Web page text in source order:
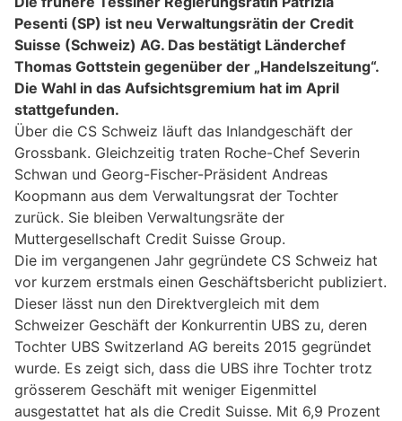
Pesenti (SP) ist neu Verwaltungsrätin der Credit
Suisse (Schweiz) AG. Das bestätigt Länderchef
Thomas Gottstein gegenüber der „Handelszeitung“.
Die Wahl in das Aufsichtsgremium hat im April
stattgefunden.
Über die CS Schweiz läuft das Inlandgeschäft der
Grossbank. Gleichzeitig traten Roche-Chef Severin
Schwan und Georg-Fischer-Präsident Andreas
Koopmann aus dem Verwaltungsrat der Tochter
zurück. Sie bleiben Verwaltungsräte der
Muttergesellschaft Credit Suisse Group.
Die im vergangenen Jahr gegründete CS Schweiz hat
vor kurzem erstmals einen Geschäftsbericht publiziert.
Dieser lässt nun den Direktvergleich mit dem
Schweizer Geschäft der Konkurrentin UBS zu, deren
Tochter UBS Switzerland AG bereits 2015 gegründet
wurde. Es zeigt sich, dass die UBS ihre Tochter trotz
grösserem Geschäft mit weniger Eigenmittel
ausgestattet hat als die Credit Suisse. Mit 6,9 Prozent